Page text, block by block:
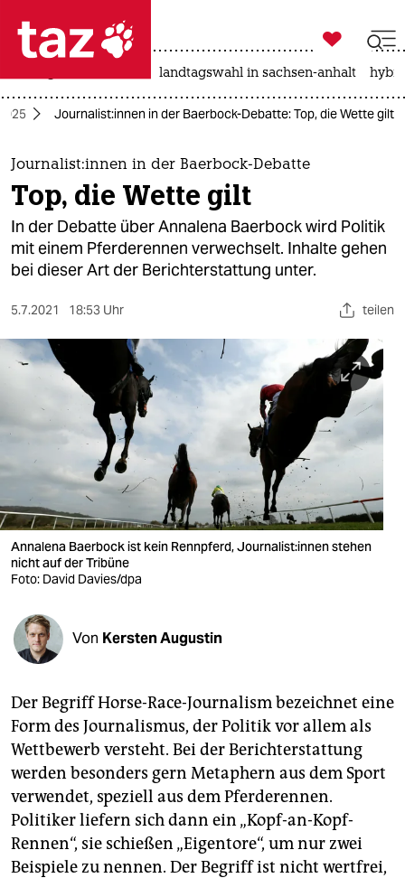
 taz zahl ich
taz zahl ich
themen
politik
öko
sport
berlin
wahrheit
verlag
verlag
shop
fragen & hilfe
unterstützen
abo
genossenschaft
epaper login

taz zahl ich
landtagswahl in sachsen-anhalt
Jour­na­lis­t:innen in der Baerbock-Debatte: Top, die Wette gilt
Jour­na­lis­t:innen in der Baerbock-Debatte
Top, die Wette gilt
In der Debatte über Annalena Baerbock wird Politik
mit einem Pferderennen verwechselt. Inhalte gehen
bei dieser Art der Berichterstattung unter.
5.7.2021 18:53 Uhr teilen
Annalena Baerbock ist kein Rennpferd, Jour­na­lis­t:in­nen stehen
nicht auf der Tribüne
Foto: David Davies/dpa
Von Kersten Augustin
Der Begriff Horse-Race-Journalism bezeichnet eine
Form des Journalismus, der Politik vor allem als
Wettbewerb versteht. Bei der Berichterstattung
werden besonders gern Metaphern aus dem Sport
verwendet, speziell aus dem Pferderennen.
Politiker liefern sich dann ein „Kopf-an-Kopf-
Rennen“, sie schießen „Eigentore“, um nur zwei
Beispiele zu nennen. Der Begriff ist nicht wertfrei,